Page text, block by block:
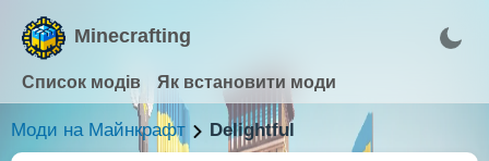
Minecrafting
Список модів Як встановити моди
Моди на Майнкрафт Delightful